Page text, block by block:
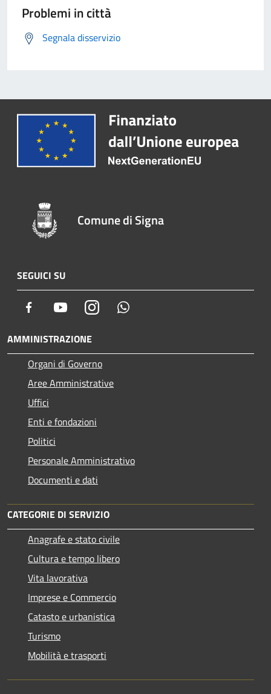
Problemi in città
Segnala disservizio
Comune di Signa
SEGUICI SU
Facebook YoutubeInstagram
AMMINISTRAZIONE
Organi di Governo
Aree Amministrative
Uffici
Enti e fondazioni
Politici
Personale Amministrativo
Documenti e dati
CATEGORIE DI SERVIZIO
Anagrafe e stato civile
Cultura e tempo libero
Vita lavorativa
Imprese e Commercio
Catasto e urbanistica
Turismo
Mobilità e trasporti